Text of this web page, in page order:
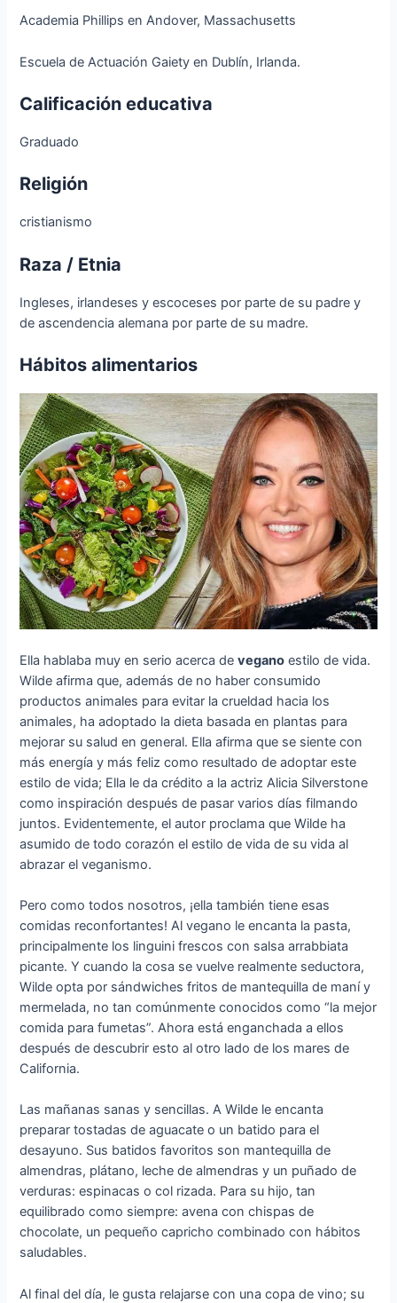
Academia Phillips en Andover, Massachusetts
Escuela de Actuación Gaiety en Dublín, Irlanda.
Calificación educativa
Graduado
Religión
cristianismo
Raza / Etnia
Ingleses, irlandeses y escoceses por parte de su padre y
de ascendencia alemana por parte de su madre.
Hábitos alimentarios
Ella hablaba muy en serio acerca devegano estilo de vida.
Wilde afirma que, además de no haber consumido
productos animales para evitar la crueldad hacia los
animales, ha adoptado la dieta basada en plantas para
mejorar su salud en general. Ella afirma que se siente con
más energía y más feliz como resultado de adoptar este
estilo de vida; Ella le da crédito a la actriz Alicia Silverstone
como inspiración después de pasar varios días filmando
juntos. Evidentemente, el autor proclama que Wilde ha
asumido de todo corazón el estilo de vida de su vida al
abrazar el veganismo.
Pero como todos nosotros, ¡ella también tiene esas
comidas reconfortantes! Al vegano le encanta la pasta,
principalmente los linguini frescos con salsa arrabbiata
picante. Y cuando la cosa se vuelve realmente seductora,
Wilde opta por sándwiches fritos de mantequilla de maní y
mermelada, no tan comúnmente conocidos como “la mejor
comida para fumetas”. Ahora está enganchada a ellos
después de descubrir esto al otro lado de los mares de
California.
Las mañanas sanas y sencillas. A Wilde le encanta
preparar tostadas de aguacate o un batido para el
desayuno. Sus batidos favoritos son mantequilla de
almendras, plátano, leche de almendras y un puñado de
verduras: espinacas o col rizada. Para su hijo, tan
equilibrado como siempre: avena con chispas de
chocolate, un pequeño capricho combinado con hábitos
saludables.
Al final del día, le gusta relajarse con una copa de vino; su